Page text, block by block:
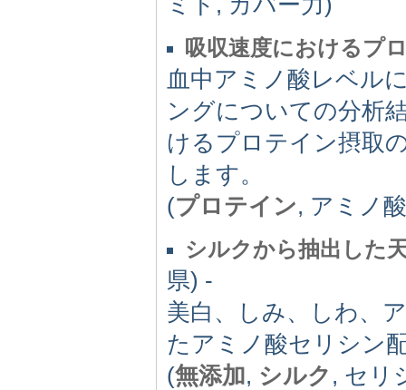
吸収速度におけるプ
血中アミノ酸レベル
ングについての分析
けるプロテイン摂取
します。
(プロテイン, アミノ
シルクから抽出した
県) -
美白、しみ、しわ、
たアミノ酸セリシン
(無添加, シルク , セリ